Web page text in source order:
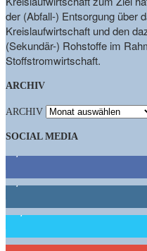
der (Abfall-) Entsorgung über
Kreislaufwirtschaft und den
(Sekundär-) Rohstoffe im
Stoffstromwirtschaft.
ARCHIV
ARCHIV
SOCIAL MEDIA